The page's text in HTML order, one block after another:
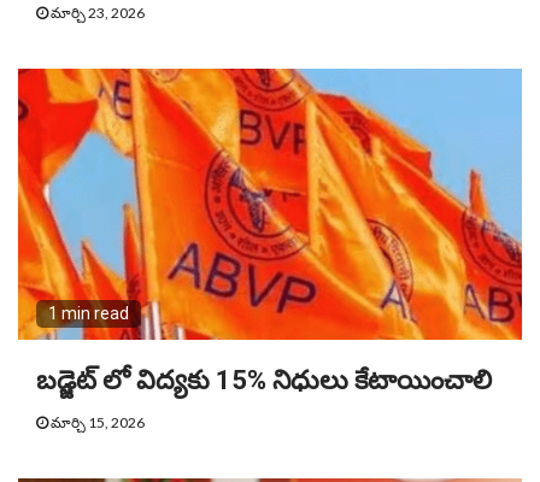
మార్చి 23, 2026
1 min read
బడ్జెట్ లో విద్యకు 15% నిధులు కేటాయించాలి
మార్చి 15, 2026